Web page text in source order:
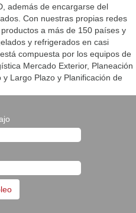
además de encargarse del
Con nuestras propias redes
a más de 150 países y
y refrigerados en casi
compuesta por los equipos de
Mercado Exterior, Planeación
Largo Plazo y Planificación de